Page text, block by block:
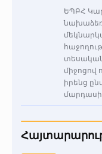
ԵՊԲՀ
տեսական
միջոցով
իրենց